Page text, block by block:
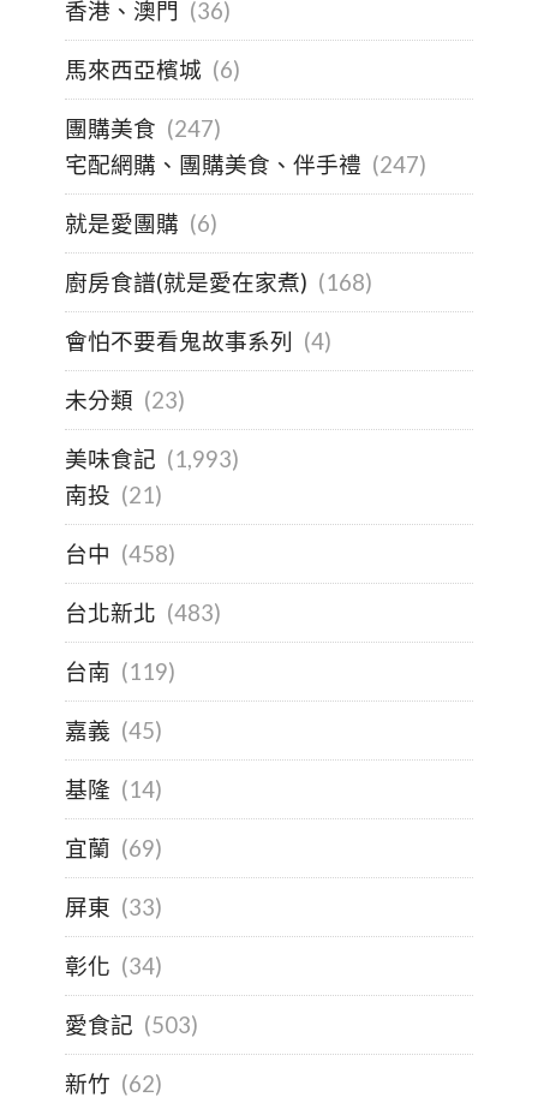
香港、澳門 (36)
馬來西亞檳城 (6)
團購美食 (247)
宅配網購、團購美食、伴手禮 (247)
就是愛團購 (6)
廚房食譜(就是愛在家煮) (168)
會怕不要看鬼故事系列 (4)
未分類 (23)
美味食記 (1,993)
南投 (21)
台中 (458)
台北新北 (483)
台南 (119)
嘉義 (45)
基隆 (14)
宜蘭 (69)
屏東 (33)
彰化 (34)
愛食記 (503)
新竹 (62)